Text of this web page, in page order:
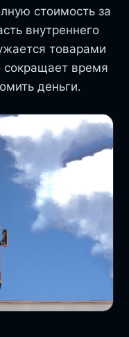
стоимость за
внутреннего
товарами
сокращает время
деньги.